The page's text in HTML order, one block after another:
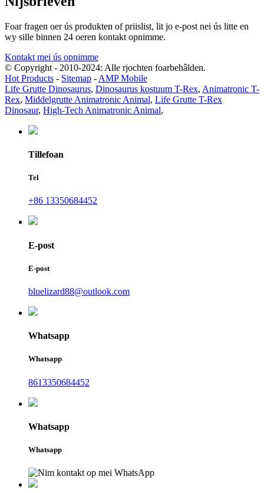
Foar fragen oer ús produkten of priislist, lit jo e-post nei ús litte en
wy sille binnen 24 oeren kontakt opnimme.
Kontakt mei ús opnimme
© Copyright - 2010-2024: Alle rjochten foarbehâlden.
Hot Products - Sitemap - AMP Mobile
Life Grutte Dinosaurus, Dinosaurus kostuum T-Rex, Animatronic T-
Rex, Middelgrutte Animatronic Animal, Life Grutte T-Rex
Dinosaur, High-Tech Animatronic Animal,
Tillefoan
Tel
+86 13350684452
E-post
E-post
bluelizard88@outlook.com
Whatsapp
Whatsapp
8613350684452
Whatsapp
Whatsapp